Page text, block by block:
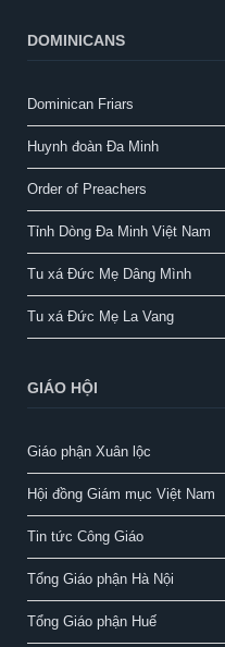
DOMINICANS
Dominican Friars
Huynh đoàn Đa Minh
Order of Preachers
Tỉnh Dòng Đa Minh Việt Nam
Tu xá Đức Mẹ Dâng Mình
Tu xá Đức Mẹ La Vang
GIÁO HỘI
Giáo phận Xuân lộc
Hội đồng Giám mục Việt Nam
Tin tức Công Giáo
Tổng Giáo phận Hà Nội
Tổng Giáo phận Huế